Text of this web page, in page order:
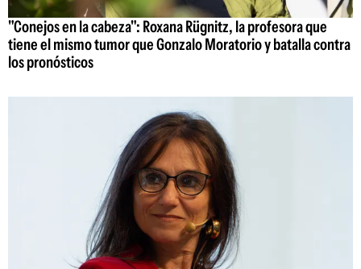
"Conejos en la cabeza": Roxana Rügnitz, la profesora que
tiene el mismo tumor que Gonzalo Moratorio y batalla contra
los pronósticos